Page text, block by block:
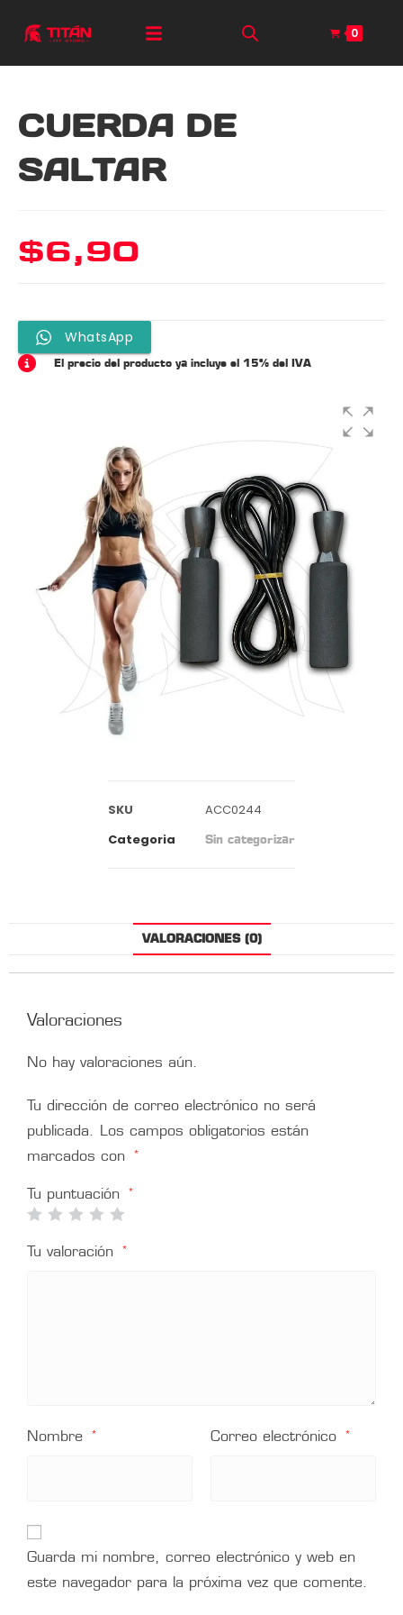
0
CUERDA DE
SALTAR
$6,90
WhatsApp
El precio del producto ya incluye el 15% del IVA
SKU
ACC0244
Categoria
Sin categorizar
VALORACIONES (0)
Valoraciones
No hay valoraciones aún.
Tu dirección de correo electrónico no será
publicada. Los campos obligatorios están
marcados con
*
Tu puntuación *
Tu valoración *
Nombre * Correo electrónico *
Guarda mi nombre, correo electrónico y web en
este navegador para la próxima vez que comente.